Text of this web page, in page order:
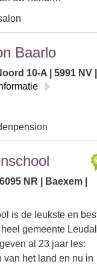
Baarlo
10-A | 5991 NV |
NR | Baexem |
is de leukste en
gemeente Leudal
al 23 jaar les:
van het land en nu in